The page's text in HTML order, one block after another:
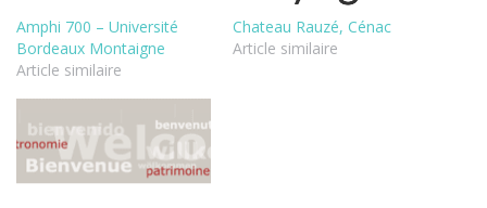
Amphi 700 – Université
Bordeaux Montaigne
Article similaire
Chateau Rauzé, Cénac
Article similaire